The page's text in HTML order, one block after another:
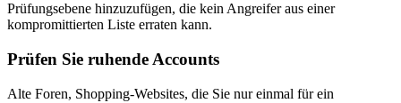
Prüfungsebene hinzuzufügen, die kein Angreifer aus einer
kompromittierten Liste erraten kann.
Prüfen Sie ruhende Accounts
Alte Foren, Shopping-Websites, die Sie nur einmal für ein